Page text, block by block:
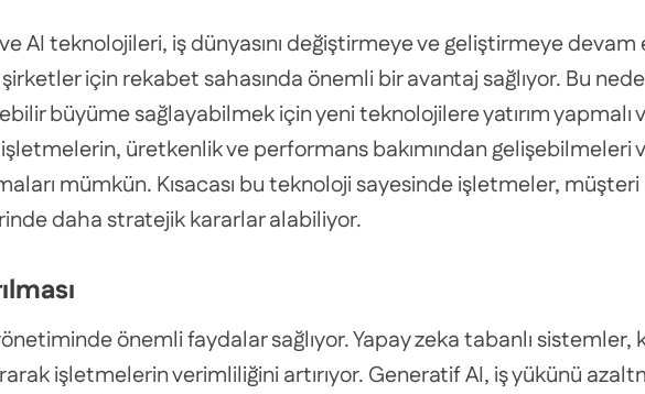
AI teknolojileri, iş dünyasını değiştirmeye ve geliştirmeye
için rekabet sahasında önemli bir avantaj sağlıyor. Bu
büyüme sağlayabilmek için yeni teknolojilere yatırım
üretkenlik ve performans bakımından
mümkün. Kısacası bu teknoloji sayesinde işletmeler,
daha stratejik kararlar alabiliyor.
önemli faydalar sağlıyor. Yapay zeka tabanlı
işletmelerin verimliliğini artırıyor. Generatif AI, iş yükünü